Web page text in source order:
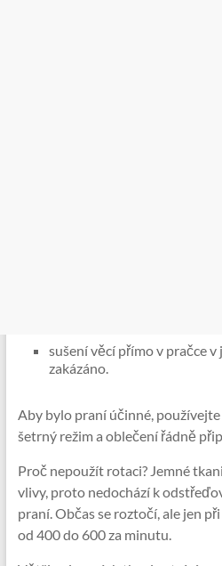
sušení věcí přímo v pračce v
zakázáno.
Aby bylo praní účinné,
šetrný režim a oblečení řádně
Proč nepoužít rotaci? Jemné
vlivy, proto nedochází k
praní. Občas se roztočí, ale jen
od 400 do 600 za minutu.